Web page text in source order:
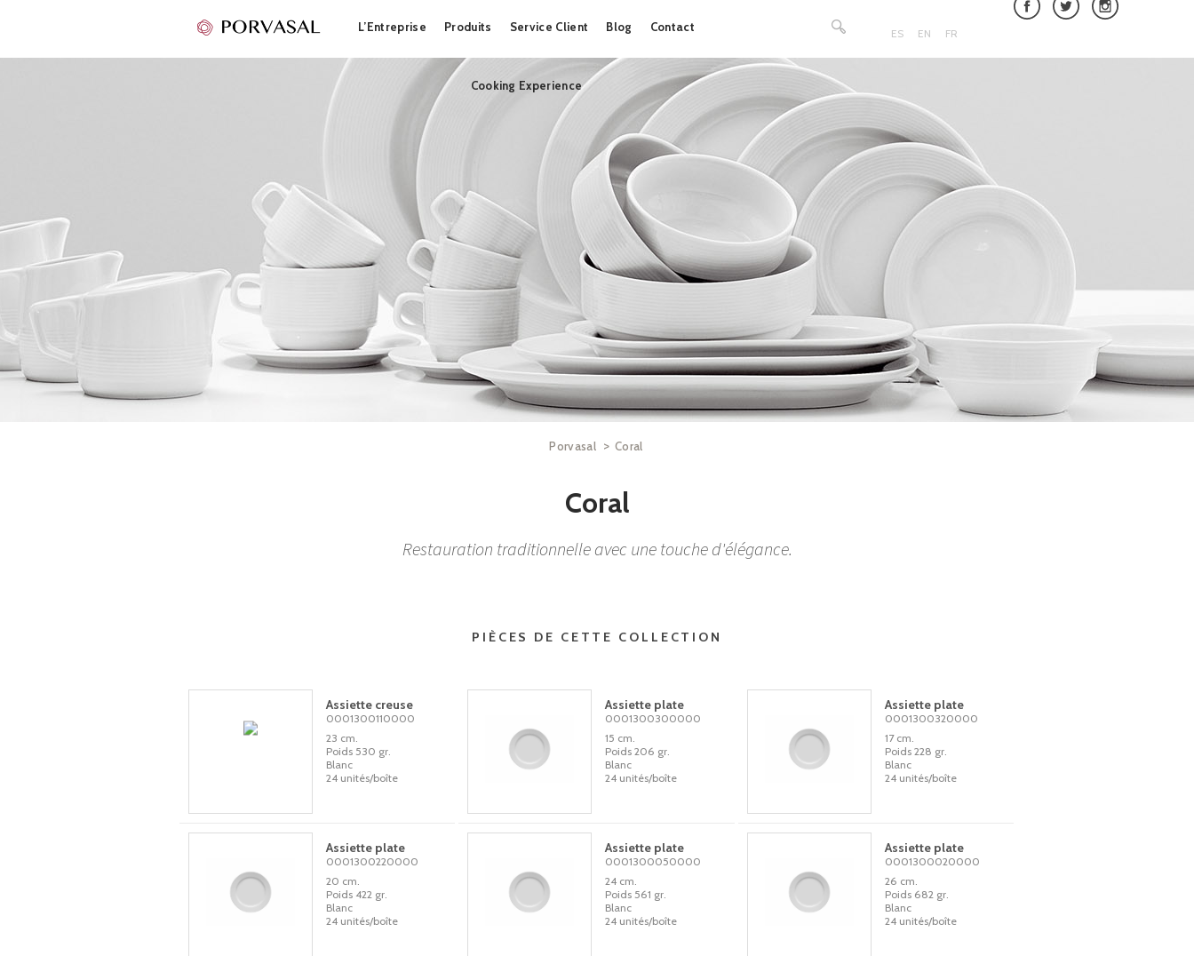
to
L’Entreprise Produits Service Client Blog Contact
Cooking Experience
ES EN FR
Porvasal > Coral
Coral
Restauration traditionnelle avec une touche d'élégance.
PIÈCES DE CETTE COLLECTION
Assiette creuse
0001300110000
23 cm.
Poids 530 gr.
Blanc
24 unités/boîte
Assiette plate
0001300300000
15 cm.
Poids 206 gr.
Blanc
24 unités/boîte
Assiette plate
0001300320000
17 cm.
Poids 228 gr.
Blanc
24 unités/boîte
Assiette plate
0001300220000
20 cm.
Poids 422 gr.
Blanc
24 unités/boîte
Assiette plate
0001300050000
24 cm.
Poids 561 gr.
Blanc
24 unités/boîte
Assiette plate
0001300020000
26 cm.
Poids 682 gr.
Blanc
24 unités/boîte